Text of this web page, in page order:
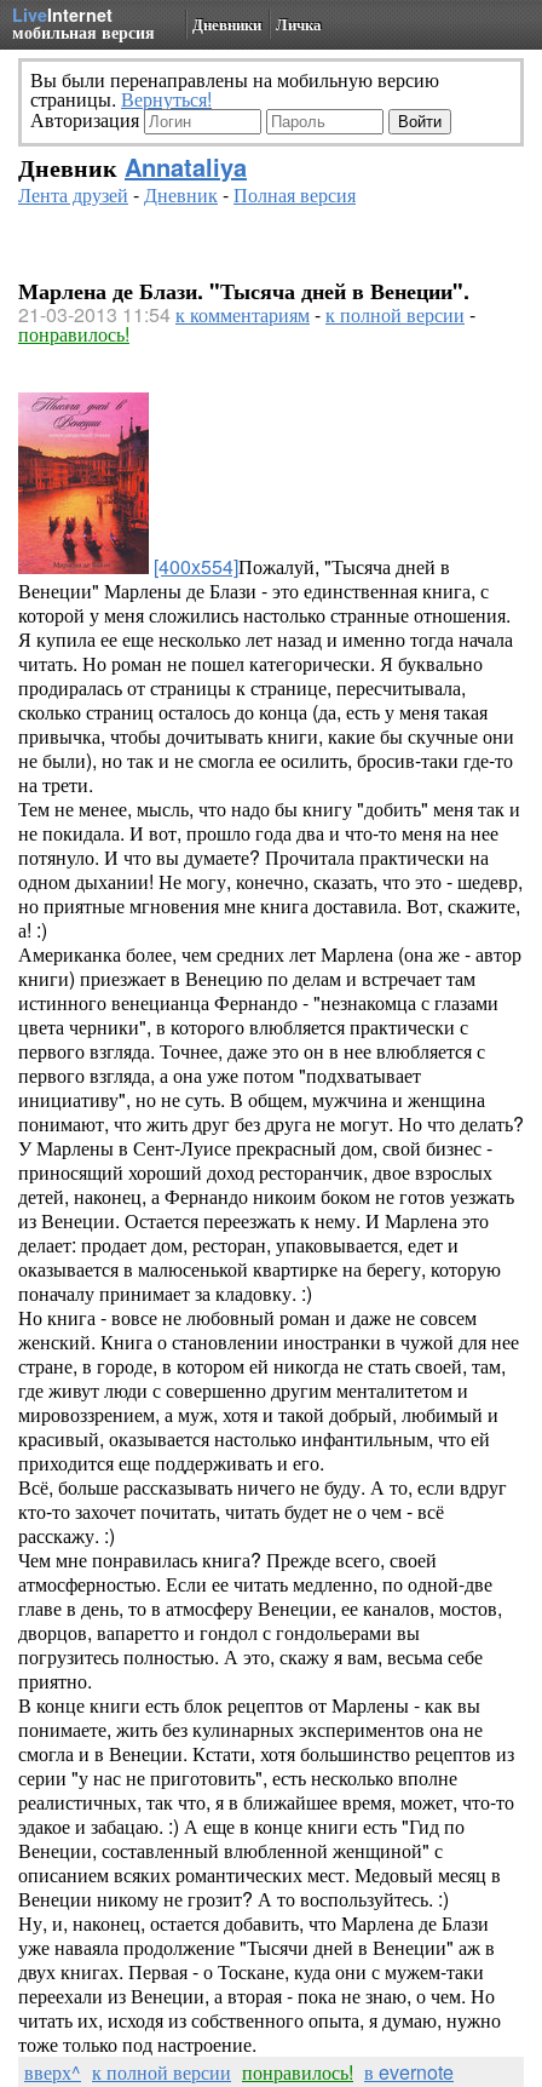
LiveInternet
мобильная версия Дневники Личка
Вы были перенаправлены на мобильную версию
страницы. Вернуться!
Авторизация
Дневник Annataliya
Лента друзей -Дневник-Полная версия
Марлена де Блази. "Тысяча дней в Венеции".
21-03-2013 11:54к комментариям-к полной версии -
понравилось!
[400x554]Пожалуй, "Тысяча дней в
Венеции" Марлены де Блази - это единственная книга, с
которой у меня сложились настолько странные отношения.
Я купила ее еще несколько лет назад и именно тогда начала
читать. Но роман не пошел категорически. Я буквально
продиралась от страницы к странице, пересчитывала,
сколько страниц осталось до конца (да, есть у меня такая
привычка, чтобы дочитывать книги, какие бы скучные они
не были), но так и не смогла ее осилить, бросив-таки где-то
на трети.
Тем не менее, мысль, что надо бы книгу "добить" меня так и
не покидала. И вот, прошло года два и что-то меня на нее
потянуло. И что вы думаете? Прочитала практически на
одном дыхании! Не могу, конечно, сказать, что это - шедевр,
но приятные мгновения мне книга доставила. Вот, скажите,
а! :)
Американка более, чем средних лет Марлена (она же - автор
книги) приезжает в Венецию по делам и встречает там
истинного венецианца Фернандо - "незнакомца с глазами
цвета черники", в которого влюбляется практически с
первого взгляда. Точнее, даже это он в нее влюбляется с
первого взгляда, а она уже потом "подхватывает
инициативу", но не суть. В общем, мужчина и женщина
понимают, что жить друг без друга не могут. Но что делать?
У Марлены в Сент-Луисе прекрасный дом, свой бизнес -
приносящий хороший доход ресторанчик, двое взрослых
детей, наконец, а Фернандо никоим боком не готов уезжать
из Венеции. Остается переезжать к нему. И Марлена это
делает: продает дом, ресторан, упаковывается, едет и
оказывается в малюсенькой квартирке на берегу, которую
поначалу принимает за кладовку. :)
Но книга - вовсе не любовный роман и даже не совсем
женский. Книга о становлении иностранки в чужой для нее
стране, в городе, в котором ей никогда не стать своей, там,
где живут люди с совершенно другим менталитетом и
мировоззрением, а муж, хотя и такой добрый, любимый и
красивый, оказывается настолько инфантильным, что ей
приходится еще поддерживать и его.
Всё, больше рассказывать ничего не буду. А то, если вдруг
кто-то захочет почитать, читать будет не о чем - всё
расскажу. :)
Чем мне понравилась книга? Прежде всего, своей
атмосферностью. Если ее читать медленно, по одной-две
главе в день, то в атмосферу Венеции, ее каналов, мостов,
дворцов, вапаретто и гондол с гондольерами вы
погрузитесь полностью. А это, скажу я вам, весьма себе
приятно.
В конце книги есть блок рецептов от Марлены - как вы
понимаете, жить без кулинарных экспериментов она не
смогла и в Венеции. Кстати, хотя большинство рецептов из
серии "у нас не приготовить", есть несколько вполне
реалистичных, так что, я в ближайшее время, может, что-то
эдакое и забацаю. :) А еще в конце книги есть "Гид по
Венеции, составленный влюбленной женщиной" с
описанием всяких романтических мест. Медовый месяц в
Венеции никому не грозит? А то воспользуйтесь. :)
Ну, и, наконец, остается добавить, что Марлена де Блази
уже наваяла продолжение "Тысячи дней в Венеции" аж в
двух книгах. Первая - о Тоскане, куда они с мужем-таки
переехали из Венеции, а вторая - пока не знаю, о чем. Но
читать их, исходя из собственного опыта, я думаю, нужно
тоже только под настроение.
вверх^ к полной версии понравилось! в evernote